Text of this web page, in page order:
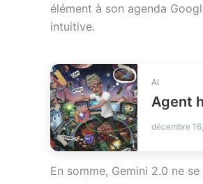
élément à son agenda
intuitive.
AI
décembre
En somme, Gemini 2.0 ne